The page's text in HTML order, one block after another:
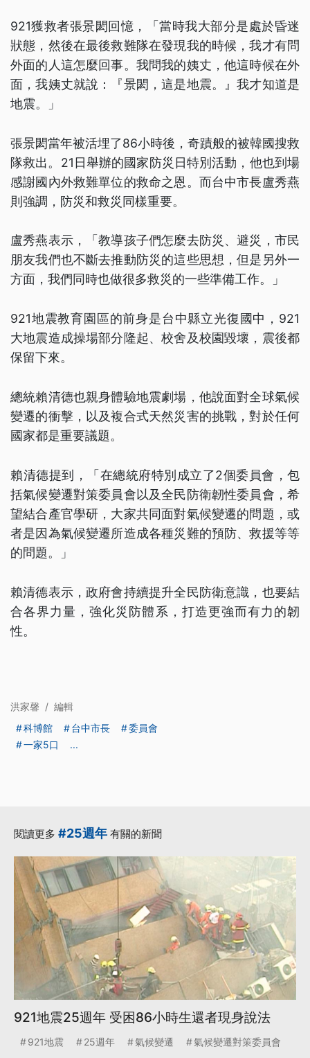
921獲救者張景閎回憶，「當時我大部分是處於昏迷
狀態，然後在最後救難隊在發現我的時候，我才有問
外面的人這怎麼回事。我問我的姨丈，他這時候在外
面，我姨丈就說：『景閎，這是地震。』我才知道是
地震。」
張景閎當年被活埋了86小時後，奇蹟般的被韓國搜救
隊救出。21日舉辦的國家防災日特別活動，他也到場
感謝國內外救難單位的救命之恩。而台中市長盧秀燕
則強調，防災和救災同樣重要。
盧秀燕表示，「教導孩子們怎麼去防災、避災，市民
朋友我們也不斷去推動防災的這些思想，但是另外一
方面，我們同時也做很多救災的一些準備工作。」
921地震教育園區的前身是台中縣立光復國中，921
大地震造成操場部分隆起、校舍及校園毀壞，震後都
保留下來。
總統賴清德也親身體驗地震劇場，他說面對全球氣候
變遷的衝擊，以及複合式天然災害的挑戰，對於任何
國家都是重要議題。
賴清德提到，「在總統府特別成立了2個委員會，包
括氣候變遷對策委員會以及全民防衛韌性委員會，希
望結合產官學研，大家共同面對氣候變遷的問題，或
者是因為氣候變遷所造成各種災難的預防、救援等等
的問題。」
賴清德表示，政府會持續提升全民防衛意識，也要結
合各界力量，強化災防體系，打造更強而有力的韌
性。
洪家馨 / 編輯
科博館
台中市長
委員會
一家5口
...
閱讀更多 #25週年 有關的新聞
921地震25週年 受困86小時生還者現身說法
921地震 25週年 氣候變遷
氣候變遷對策委員會